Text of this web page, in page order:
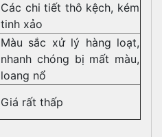
Các chi tiết thô kệch, kém
tinh xảo
Màu sắc xử lý hàng loạt,
nhanh chóng bị mất màu,
loang nổ
Giá rất thấp